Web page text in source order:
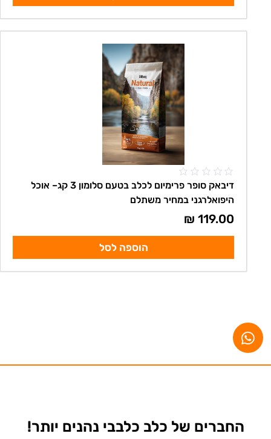
דיבאק סופר פרימיום לכלב בטעם סלומון 3 קג– אוכל
היפואלרגני במחיר משתלם
119.00
₪
הוספה לסל
החברים של כלב כלבבי נהנים יותר!